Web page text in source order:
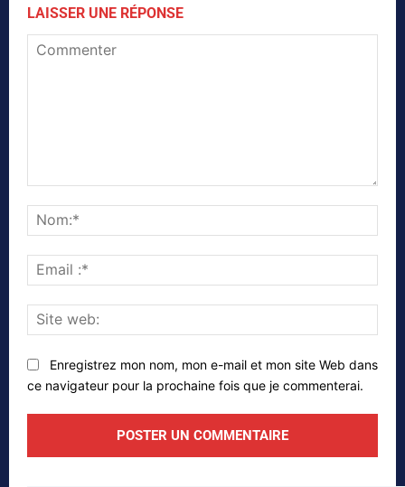
LAISSER UNE RÉPONSE
:*
web:
Enregistrez mon nom, mon e-mail et mon site Web dans
ce navigateur pour la prochaine fois que je commenterai.